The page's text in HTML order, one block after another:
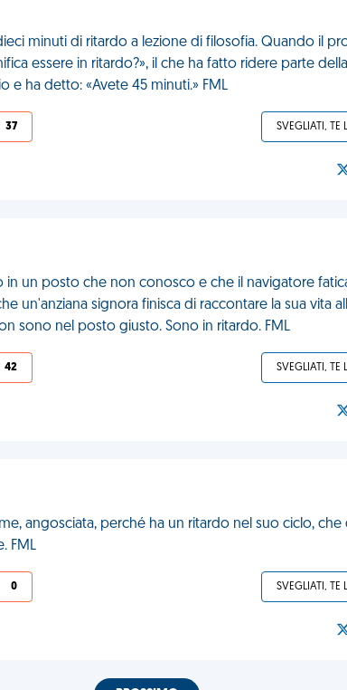
minuti di ritardo a lezione di filosofia. Quando il
essere in ritardo?», il che ha fatto ridere parte
e ha detto: «Avete 45 minuti.» FML
37 SVEGLIATI, TE
un posto che non conosco e che il navigatore
un'anziana signora finisca di raccontare la sua vita
sono nel posto giusto. Sono in ritardo. FML
42 SVEGLIATI, TE
angosciata, perché ha un ritardo nel suo ciclo,
FML
0 SVEGLIATI, TE